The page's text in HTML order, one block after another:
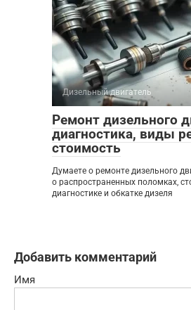
Дизельный двигатель
Ремонт дизельного
диагностика, виды
стоимость
Думаете о ремонте дизельного
о распространенных поломках,
диагностике и обкатке дизеля
Добавить комментарий
Имя